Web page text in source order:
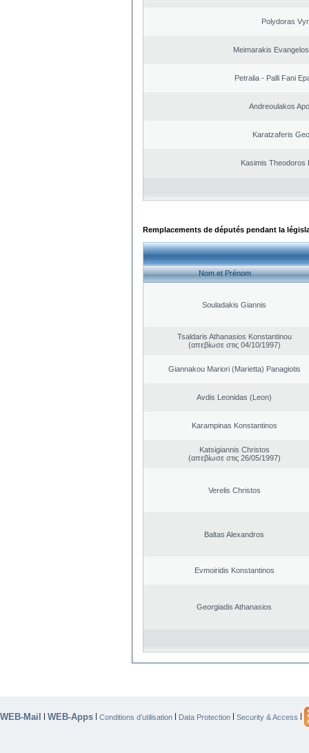
Polydoras
Meimarakis
Petralia - Palli Fani
Andreoulakos
Karatzaferis
Kasimis Theodoros
Remplacements de députés pendant la
Nom et Prénom
Souladakis Giannis
Tsaldaris Athanasios Konstantinou
(απεβίωσε στις 04/10/1997)
Giannakou Mariori (Marietta) Panagiotis
Avdis Leonidas (Leon)
Karampinas Konstantinos
Katsigiannis Christos
(απεβίωσε στις 26/05/1997)
Verelis Christos
Baltas Alexandros
Evmoiridis Konstantinos
Georgiadis Athanasios
WEB-Mail | WEB-Apps | Conditions d’utilisation | Data Protection | Security & Access |